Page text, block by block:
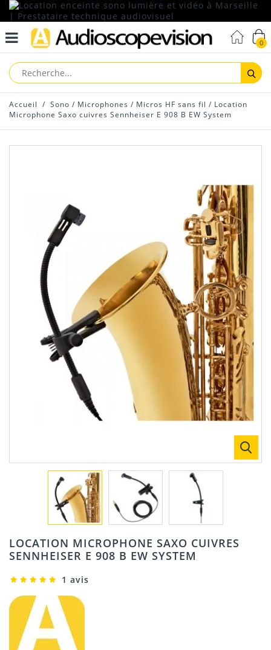
0
Accueil / Sono / Microphones / Micros HF sans fil / Location
Microphone Saxo cuivres Sennheiser E 908 B EW System
LOCATION MICROPHONE SAXO CUIVRES
SENNHEISER E 908 B EW SYSTEM
1 avis